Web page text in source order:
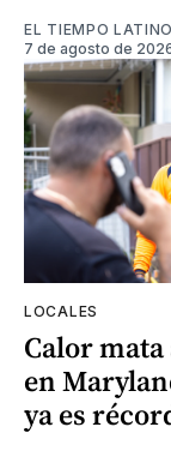
EL TIEMPO
7 de agosto de
LOCALES
Calor mata
en
ya es